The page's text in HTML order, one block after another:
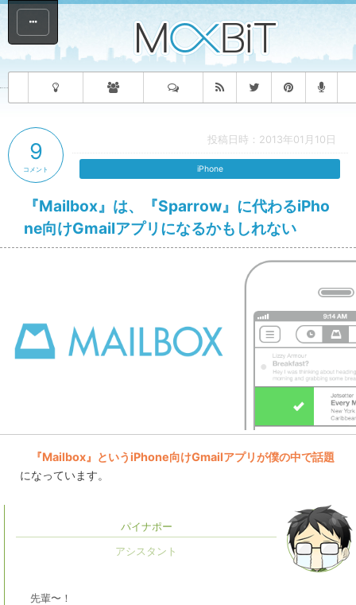
投稿日時：2013年01月10日
『Mailbox』は、『Sparrow』に代わるiPho
ne向けGmailアプリになるかもしれない
9
コメント iPhone
『Mailbox』というiPhone向けGmailアプリが僕の中で話題
になっています。
パイナポー
先輩〜！